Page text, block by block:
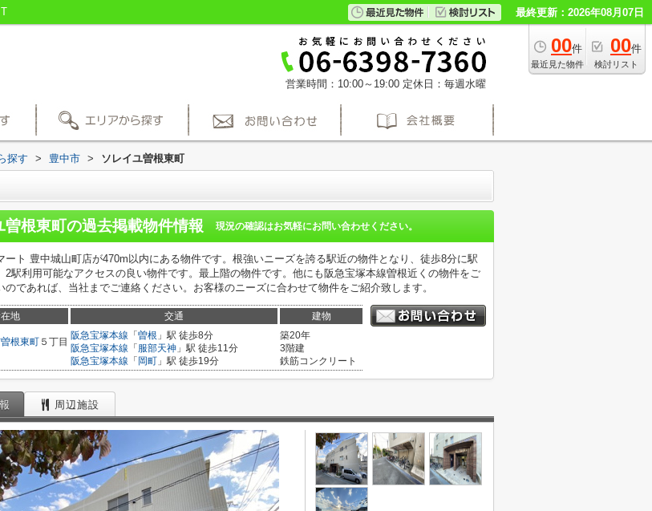
最終更新：2026年08月07日
00件
最近見た物件
00件
検討リスト
営業時間：10:00～19:00 定休日：毎週水曜
探す > 豊中市 > ソレイユ曽根東町
曽根東町の過去掲載物件情報 現況の確認はお気軽にお問い合わせください。
ート 豊中城山町店が470m以内にある物件です。根強いニーズを誇る駅近の物件となり、徒歩8分に駅
2駅利用可能なアクセスの良い物件です。最上階の物件です。他にも阪急宝塚本線曽根近くの物件をご
のであれば、当社までご連絡ください。お客様のニーズに合わせて物件をご紹介致します。
地 交通 建物
曽根東町 ５丁目
阪急宝塚本線 「 曽根 」駅 徒歩8分
阪急宝塚本線 「 服部天神 」駅 徒歩11分
阪急宝塚本線 「 岡町 」駅 徒歩19分
築20年
3階建
鉄筋コンクリート
周辺施設